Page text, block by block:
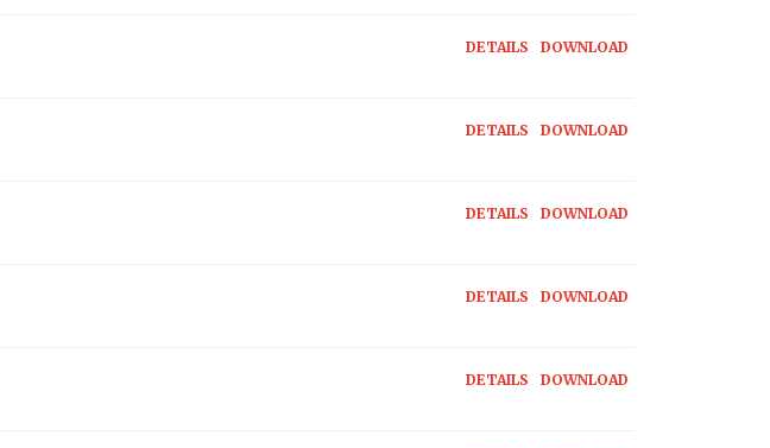
DOWNLOAD
DETAILS
DOWNLOAD
DETAILS
DOWNLOAD
DETAILS
DOWNLOAD
DETAILS
DOWNLOAD
DETAILS